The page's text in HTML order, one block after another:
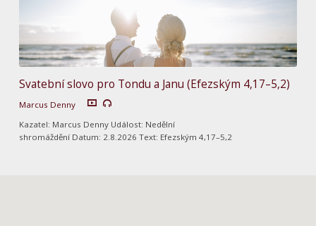
Svatební slovo pro Tondu a Janu (Efezským 4,17–5,2)
Marcus Denny
Kazatel: Marcus Denny Událost: Nedělní
shromáždění Datum: 2.8.2026 Text: Efezským 4,17–5,2